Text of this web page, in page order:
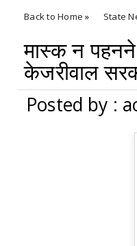
Back to Home » State
मास्क न पहनने
केजरीवाल
Posted by :